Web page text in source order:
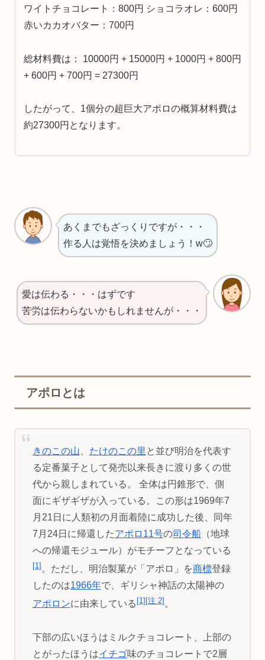
ワイトチョコレート：800円 ショコラオレ：600円
赤いカカオバター：700円
総材料費は： 10000円 + 15000円 + 1000円 + 800円
+ 600円 + 700円 = 27300円
したがって、1個分の超巨大アポロの概算材料費は
約27300円となります。
あくまでもざっくりですが・・・
作る人は覚悟を決めましょう！w🙄
愛は伝わる・・・はずです
苦労は伝わらないかもしれませんが・・・
アポロとは
きのこの山 たけのこの里 と並び明治を代表す
る定番菓子として発売以来長きに渡り多くの世
代から親しまれている。 全体は円錐形で、側
面にギザギザが入っている。この形は1969年7
月21日に人類初の月面着陸に成功した後、同年
7月24日に帰還したアポロ11号の司令船（地球
への帰還モジュール）がモチーフとなっている
[1] 。ただし、明治製菓が「アポロ」を商標登録
したのは1966年で、ギリシャ神話の太陽神の
アポロンに由来している [1] [注 2] 。
下部の広いほうはミルクチョコレート、上部の
とがったほうはイチゴ味のチョコレートで2層